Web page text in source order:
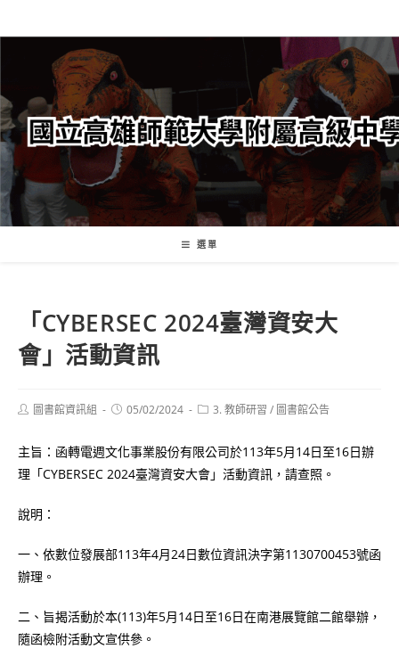
轉
要
內
容
選單
「CYBERSEC 2024臺灣資安大
會」活動資訊
Post圖書館資訊組
Post05/02/2024
Post3. 教師研習 / 圖書館公告
主旨：函轉電週文化事業股份有限公司於113年5月14日至16日辦
理「CYBERSEC 2024臺灣資安大會」活動資訊，請查照。
說明：
一、依數位發展部113年4月24日數位資訊決字第1130700453號函
辦理。
二、旨揭活動於本(113)年5月14日至16日在南港展覽館二館舉辦，
隨函檢附活動文宣供參。